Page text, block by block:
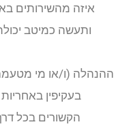
איזה מהשירותים
ותעשה כמיטב
ההנהלה (ו/או מי
בעקיפין
הקשורים בכל